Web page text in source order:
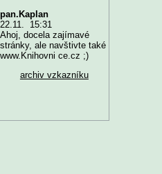
pan.Kaplan
22.11. 15:31
Ahoj, docela zajímavé
stránky, ale navštivte také
www.Knihovni ce.cz ;)
archiv vzkazníku